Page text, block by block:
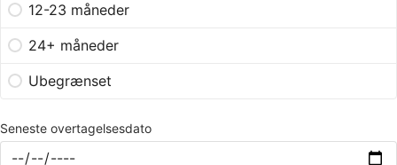
12-23 måneder
24+ måneder
Ubegrænset
Seneste overtagelsesdato